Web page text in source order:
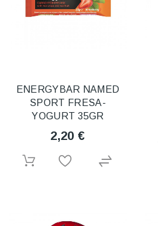
ENERGYBAR NAMED
SPORT FRESA-
YOGURT 35GR
2,20 €